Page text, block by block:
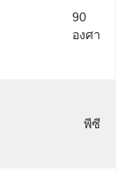
90
องศา
พีซี